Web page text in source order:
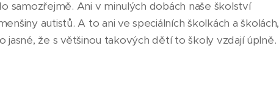
samozřejmě. Ani v minulých dobách naše školství
autistů. A to ani ve speciálních školkách a školách,
jasné, že s většinou takových dětí to školy vzdají úplně.